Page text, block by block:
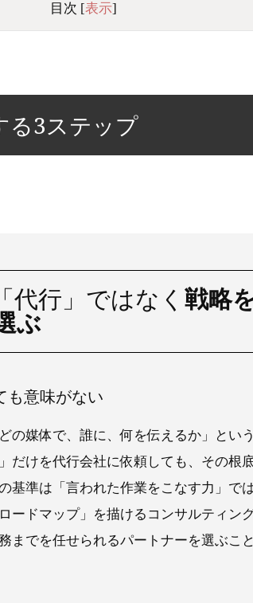
目次 [表示]
る3ステップ
代行」ではなく戦略
ぶ
も意味がない
の媒体で、誰に、何を伝えるか」とい
だけを代行会社に依頼しても、その根
基準は「言われた作業をこなす力」で
ードマップ」を描けるコンサルティン
までを任せられるパートナーを選ぶこ